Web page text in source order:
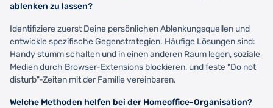
ablenken zu lassen?
Identifiziere zuerst Deine persönlichen Ablenkungsquellen und
entwickle spezifische Gegenstrategien. Häufige Lösungen sind:
Handy stumm schalten und in einen anderen Raum legen, soziale
Medien durch Browser-Extensions blockieren, und feste "Do not
disturb"-Zeiten mit der Familie vereinbaren.
Welche Methoden helfen bei der Homeoffice-Organisation?